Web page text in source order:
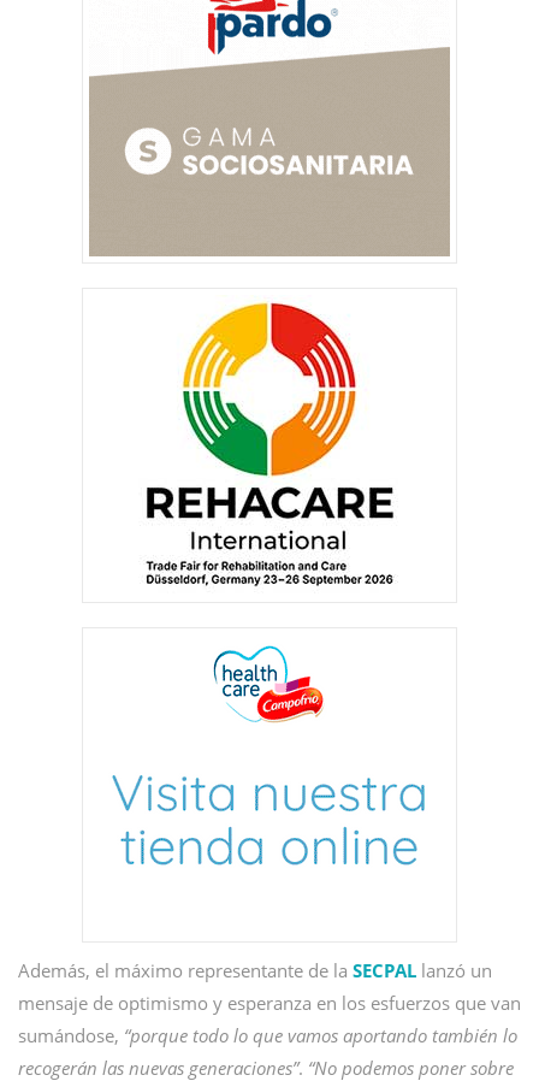
Además, el máximo representante de la SECPAL lanzó un
mensaje de optimismo y esperanza en los esfuerzos que van
sumándose, “porque todo lo que vamos aportando también lo
recogerán las nuevas generaciones”. “No podemos poner sobre